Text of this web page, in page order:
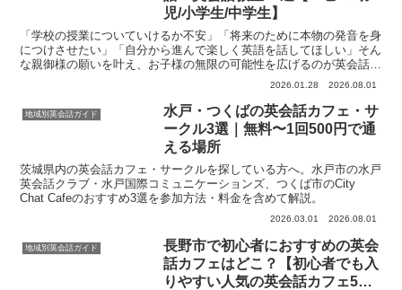
児/小学生/中学生】
「学校の授業についていけるか不安」「将来のために本物の発音を身
につけさせたい」「自分から進んで楽しく英語を話してほしい」そん
な親御様の願いを叶え、お子様の無限の可能性を広げるのが英会話教
2026.01.28 2026.08.01
地域別英会話ガイド
水戸・つくばの英会話カフェ・サ
ークル3選｜無料〜1回500円で通
える場所
茨城県内の英会話カフェ・サークルを探している方へ。水戸市の水戸
英会話クラブ・水戸国際コミュニケーションズ、つくば市のCity
Chat Cafeのおすすめ3選を参加方法・料金を含めて解説。
2026.03.01 2026.08.01
地域別英会話ガイド
長野市で初心者におすすめの英会
話カフェはどこ？【初心者でも入
りやすい人気の英会話カフェ5